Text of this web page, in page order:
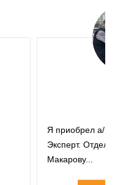
Я приобрел а/м
Эксперт.
Макарову...